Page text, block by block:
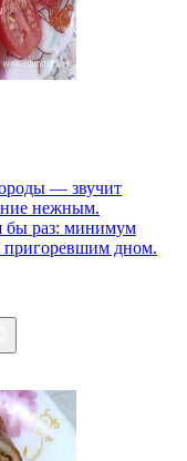
— звучит
нежным.
бы раз: минимум
пригоревшим дном.